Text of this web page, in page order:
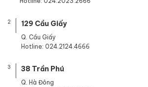
2 129 Cầu Giấy
Q. Cầu Giấy
Hotline: 024.2124.4666
3 38 Trần Phú
Q. Hà Đông